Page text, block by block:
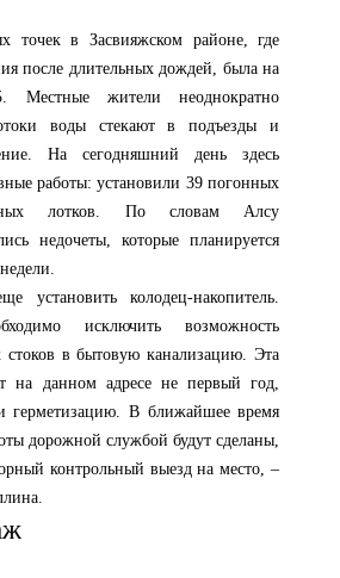
точек в Засвияжском районе, где
после длительных дождей, была на
Местные жители неоднократно
воды стекают в подъезды и
На сегодняшний день здесь
работы: установили 39 погонных
лотков. По словам Алсу
недочеты, которые планируется
установить колодец-накопитель.
исключить возможность
стоков в бытовую канализацию. Эта
на данном адресе не первый год,
герметизацию. В ближайшее время
дорожной службой будут сделаны,
контрольный выезд на место, –